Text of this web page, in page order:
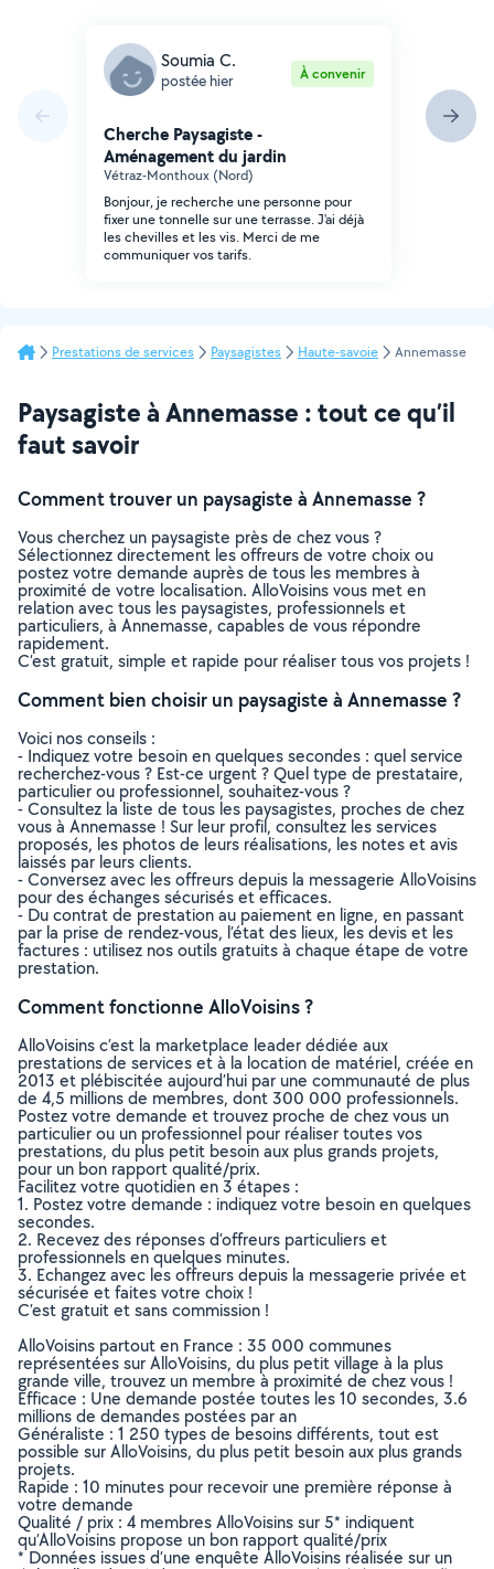
Soumia C.
postée hier À convenir
Cherche Paysagiste -
Aménagement du jardin
Vétraz-Monthoux (Nord)
Bonjour, je recherche une personne pour
fixer une tonnelle sur une terrasse. J'ai déjà
les chevilles et les vis. Merci de me
communiquer vos tarifs.
Prestations de services Paysagistes Haute-savoie Annemasse
Paysagiste à Annemasse : tout ce qu’il
faut savoir
Comment trouver un paysagiste à Annemasse ?
Vous cherchez un paysagiste près de chez vous ?
Sélectionnez directement les offreurs de votre choix ou
postez votre demande auprès de tous les membres à
proximité de votre localisation. AlloVoisins vous met en
relation avec tous les paysagistes, professionnels et
particuliers, à Annemasse, capables de vous répondre
rapidement.
C’est gratuit, simple et rapide pour réaliser tous vos projets !
Comment bien choisir un paysagiste à Annemasse ?
Voici nos conseils :
- Indiquez votre besoin en quelques secondes : quel service
recherchez-vous ? Est-ce urgent ? Quel type de prestataire,
particulier ou professionnel, souhaitez-vous ?
- Consultez la liste de tous les paysagistes, proches de chez
vous à Annemasse ! Sur leur profil, consultez les services
proposés, les photos de leurs réalisations, les notes et avis
laissés par leurs clients.
- Conversez avec les offreurs depuis la messagerie AlloVoisins
pour des échanges sécurisés et efficaces.
- Du contrat de prestation au paiement en ligne, en passant
par la prise de rendez-vous, l’état des lieux, les devis et les
factures : utilisez nos outils gratuits à chaque étape de votre
prestation.
Comment fonctionne AlloVoisins ?
AlloVoisins c’est la marketplace leader dédiée aux
prestations de services et à la location de matériel, créée en
2013 et plébiscitée aujourd’hui par une communauté de plus
de 4,5 millions de membres, dont 300 000 professionnels.
Postez votre demande et trouvez proche de chez vous un
particulier ou un professionnel pour réaliser toutes vos
prestations, du plus petit besoin aux plus grands projets,
pour un bon rapport qualité/prix.
Facilitez votre quotidien en 3 étapes :
1. Postez votre demande : indiquez votre besoin en quelques
secondes.
2. Recevez des réponses d’offreurs particuliers et
professionnels en quelques minutes.
3. Echangez avec les offreurs depuis la messagerie privée et
sécurisée et faites votre choix !
C’est gratuit et sans commission !
AlloVoisins partout en France : 35 000 communes
représentées sur AlloVoisins, du plus petit village à la plus
grande ville, trouvez un membre à proximité de chez vous !
Efficace : Une demande postée toutes les 10 secondes, 3.6
millions de demandes postées par an
Généraliste : 1 250 types de besoins différents, tout est
possible sur AlloVoisins, du plus petit besoin aux plus grands
projets.
Rapide : 10 minutes pour recevoir une première réponse à
votre demande
Qualité / prix : 4 membres AlloVoisins sur 5* indiquent
qu’AlloVoisins propose un bon rapport qualité/prix
* Données issues d’une enquête AlloVoisins réalisée sur un